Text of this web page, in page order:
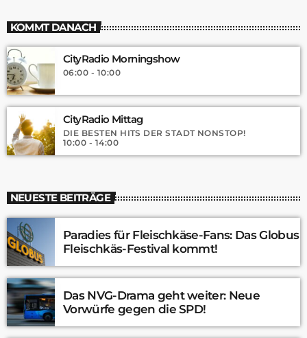
KOMMT DANACH
CityRadio Morningshow
06:00 - 10:00
CityRadio Mittag
DIE BESTEN HITS DER STADT NONSTOP!
10:00 - 14:00
NEUESTE BEITRÄGE
Paradies für Fleischkäse-Fans: Das Globus
Fleischkäs-Festival kommt!
Das NVG-Drama geht weiter: Neue
Vorwürfe gegen die SPD!